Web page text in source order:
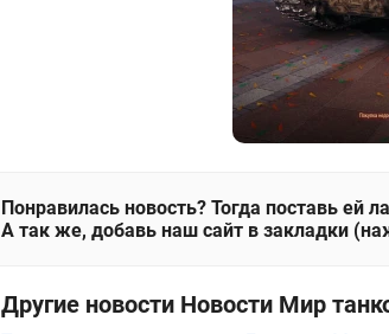
Понравилась новость? Тогда поставь ей
А так же, добавь наш сайт в закладки
Другие новости Новости Мир